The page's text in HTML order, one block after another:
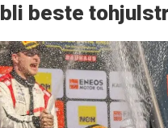
bli beste